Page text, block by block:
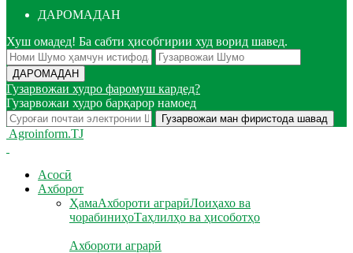
ДАРОМАДАН
Хуш омадед! Ба сабти ҳисобгирии худ ворид шавед.
Гузарвожаи худро фаромуш кардед?
Гузарвожаи худро барқарор намоед
Agroinform.TJ
Асосӣ
Ахборот
ҲамаАхбороти аграрӣЛоиҳахо ва
чорабиниҳоТаҳлилҳо ва ҳисоботҳо
Ахбороти аграрӣ